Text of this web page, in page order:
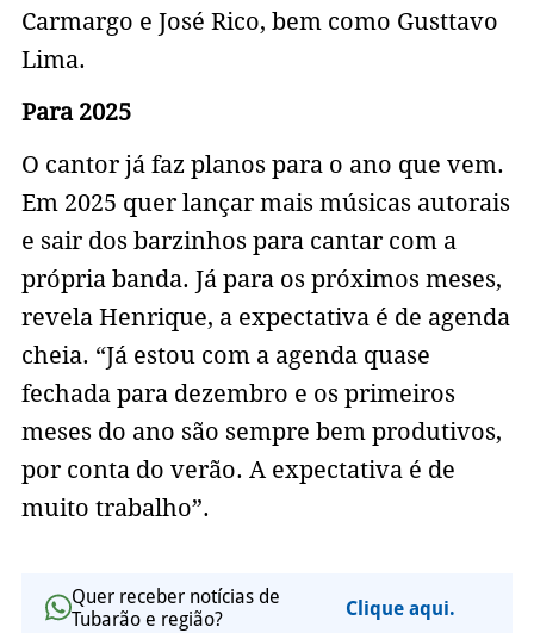
Carmargo e José Rico, bem como Gusttavo
Lima.
Para 2025
O cantor já faz planos para o ano que vem.
Em 2025 quer lançar mais músicas autorais
e sair dos barzinhos para cantar com a
própria banda. Já para os próximos meses,
revela Henrique, a expectativa é de agenda
cheia. “Já estou com a agenda quase
fechada para dezembro e os primeiros
meses do ano são sempre bem produtivos,
por conta do verão. A expectativa é de
muito trabalho”.
Quer receber notícias de
Tubarão e região?
Clique aqui.